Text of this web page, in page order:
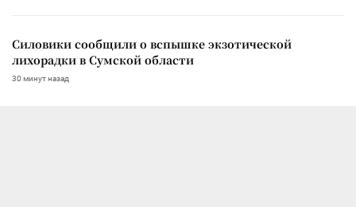
Силовики сообщили о вспышке экзотической
лихорадки в Сумской области
30 минут назад